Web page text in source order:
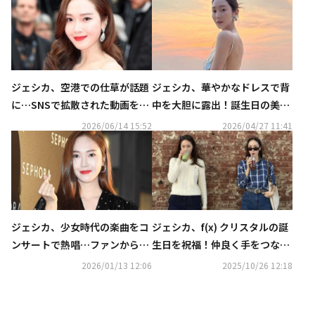
ジェシカ、空港での仕草が話題
に…SNSで拡散された動画を釈
2026/06/14 15:52
ジェシカ、華やかなドレスで背
中を大胆に露出！誕生日の美し
い記念ショット公開2026/04/27 11:41
ジェシカ、少女時代の楽曲をコ
ンサートで熱唱…ファンから
2026/01/13 12:06
ジェシカ、f(x) クリスタルの誕
生日を祝福！仲良く手をつない
2025/10/26 12:18